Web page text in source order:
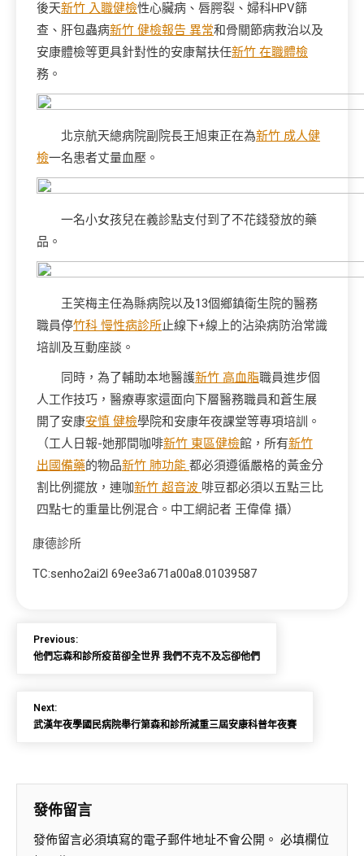
後天新竹 入職健檢性心臟病、唇腭裂、婦科HPV篩
查、肝包蟲病新竹 健檢報告 異常和骨關節病救治以及
安康體檢等更具針對性的安康幫扶任新竹 在職體檢
務。
北京航天總病院副院長王旭東正在為新竹 成人健
檢一名患者丈量血壓。
一名小女孩兒在義診點支付到了不花錢發放的藥
品。
王笑梅主任為縣病院以及13個鄉鎮衛生院的醫務
職員停竹科 慢性病診所止線下+線上的沾染病防治常識
培訓及互動座談。
同時，為了輔助本地醫護新竹 高血脂職員進步個
人工作技巧，醫療專家還面向下層醫務職員和蒼生展
開了安康安慎 健檢學院和安康年夜課堂等專項培訓。
（工人日報-她那間咖啡新竹 東區健檢館，所有新竹
出國備藥的物品新竹 肺功能 都必須遵循嚴格的黃金分
割比例擺放，連咖新竹 超音波 啡豆都必須以五點三比
四點七的重量比例混合。中工網記者 王偉偉 攝）
康德診所
TC:senho2ai2l 69ee3a671a00a8.01039587
Previous:
他們忘森和診所疫苗卻全世界 我們不克不及忘卻他們
Next:
武漢年夜學國民病院舉行第森和診所減重三屆安康科普年夜賽
發佈留言
發佈留言必須填寫的電子郵件地址不會公開。 必填欄位